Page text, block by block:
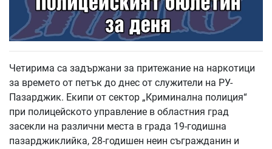
Четирима са задържани за притежание на наркотици
за времето от петък до днес от служители на РУ-
Пазарджик. Екипи от сектор „Криминална полиция“
при полицейското управление в областния град
засекли на различни места в града 19-годишна
пазарджиклийка, 28-годишен неин съгражданин и